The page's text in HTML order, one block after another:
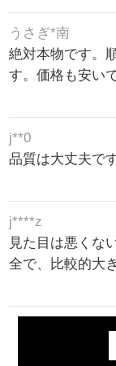
うさぎ*南
絶対本物です。
す。価格も安い
j**0
品質は大丈夫で
j****z
見た目は悪くな
全で、比較的大